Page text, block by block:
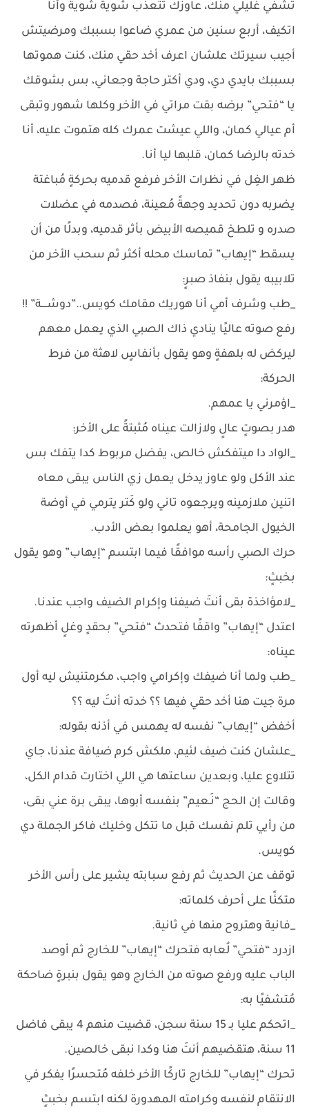
تشفي غليلي منك، عاوزك تتعذب شوية شوية وأنا
اتكيف، أربع سنين من عمري ضاعوا بسببك ومرضيتش
أجيب سيرتك علشان اعرف أخد حقي منك، كنت هموتها
بسببك بايدي دي، ودي أكتر حاجة وجعاني، بس بشوقك
يا “فتحي” برضه بقت مراتي في الأخر وكلها شهور وتبقى
أم عيالي كمان، واللي عيشت عمرك كله هتموت عليه، أنا
خدته بالرضا كمان، قلبها ليا أنا.
ظهر الغِل في نظرات الأخر فرفع قدميه بحركةٍ مُباغتة
يضربه دون تحديد وجهةً مُعينة، فصدمه في عضلات
صدره و تلطخ قميصه الأبيض بأثر قدميه، وبدلًا من أن
يسقط “إيهاب” تماسك محله أكثر ثم سحب الأخر من
تلابيبه يقول بنفاذ صبرٍ:
_طب وشرف أمي أنا هوريك مقامك كويس..”دوشــــة” !!
رفع صوته عاليًا ينادي ذاك الصبي الذي يعمل معهم
ليركض له بلهفةٍ وهو يقول بأنفاسٍ لاهثة من فرط
الحركة:
_اؤمرني يا عمهم.
هدر بصوتٍ عالٍ ولازالت عيناه مُثبتةً على الأخر:
_الواد دا ميتفكش خالص، يفضل مربوط كدا يتفك بس
عند الأكل ولو عاوز يدخل يعمل زي الناس يبقى معاه
اتنين ملازمينه ويرجعوه تاني ولو كَتر يترمي في أوضة
الخيول الجامحة، أهو يعلموا بعض الأدب.
حرك الصبي رأسه موافقًا فيما ابتسم “إيهاب” وهو يقول
بخبثٍ:
_لامؤاخذة بقى أنتَ ضيفنا وإكرام الضيف واجب عندنا.
اعتدل “إيهاب” واقفًا فتحدث “فتحي” بحقدٍ وغلٍ أظهرته
عيناه:
_طب ولما أنا ضيفك وإكرامي واجب، مكرمتنيش ليه أول
مرة جيت هنا أخد حقي فيها ؟؟ خدته أنتَ ليه ؟؟
أخفض “إيهاب” نفسه له يهمس في أذنه بقوله:
_علشان كنت ضيف لئيم، ملكش كرم ضيافة عندنا، جاي
تتلاوع عليا، وبعدين ساعتها هي اللي اختارت قدام الكل،
وقالت إن الحج “نَـعيم” بنفسه أبوها، يبقى برة عني بقى،
من رأيي تلم نفسك قبل ما تتكل وخليك فاكر الجملة دي
كويس.
توقف عن الحديث ثم رفع سبابته يشير على رأس الأخر
متكئًا على أحرف كلماته:
_فانية وهتروح منها في ثانية.
ازدرد “فتحي” لُعابه فتحرك “إيهاب” للخارج ثم أوصد
الباب عليه ورفع صوته من الخارج وهو يقول بنبرةٍ ضاحكة
مُتشفيًا به:
_اتحكم عليا بـ 15 سنة سجن، قضيت منهم 4 يبقى فاضل
11 سنة، هتقضيهم أنتَ هنا وكدا نبقى خالصين.
تحرك “إيهاب” للخارج تاركًا الأخر خلفه مُتحسرًا يفكر في
الانتقام لنفسه وكرامته المهدورة لكنه ابتسم بخبثٍ